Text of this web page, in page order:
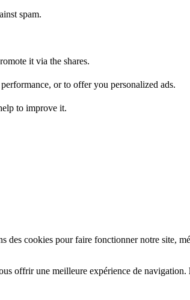
spam.
it via the shares.
or to offer you personalized ads.
to improve it.
des cookies pour faire fonctionner notre site,
offrir une meilleure expérience de navigation.